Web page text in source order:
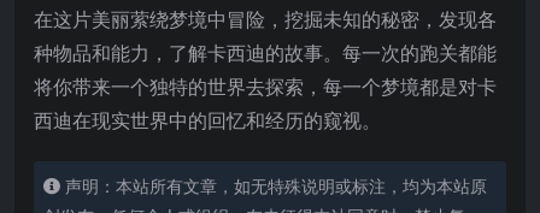
在这片美丽萦绕梦境中冒险，挖掘未知的秘密，发现各
种物品和能力，了解卡西迪的故事。每一次的跑关都能
将你带来一个独特的世界去探索，每一个梦境都是对卡
西迪在现实世界中的回忆和经历的窥视。
声明：本站所有文章，如无特殊说明或标注，均为本站原